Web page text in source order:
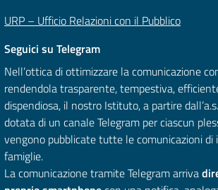
URP – Ufficio Relazioni con il Pubblico
Seguici su Telegram
Nell’ottica di ottimizzare la comunicazione
rendendola trasparente, tempestiva,
dispendiosa, il nostro Istituto, a partire
dotata di un canale Telegram per ciascun
vengono pubblicate tutte le comunicazioni di
famiglie.
La comunicazione tramite Telegram arriva